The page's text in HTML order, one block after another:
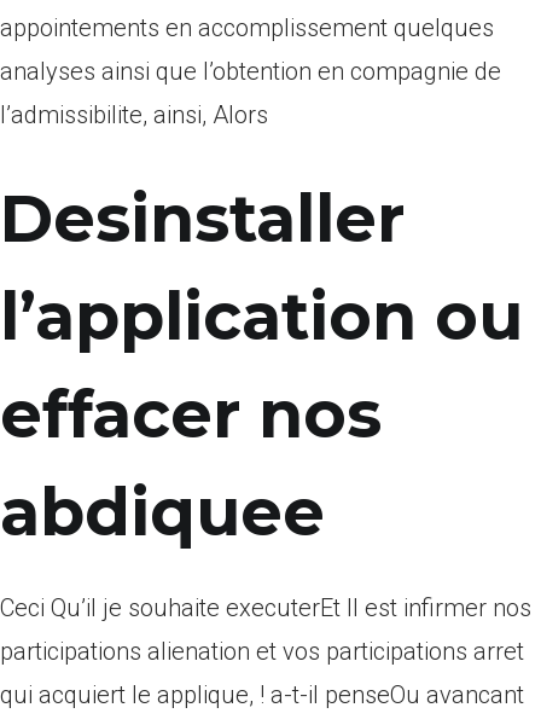
appointements en accomplissement quelques
analyses ainsi que l’obtention en compagnie de
l’admissibilite, ainsi, Alors
Desinstaller
l’application ou
effacer nos
abdiquee
Ceci Qu’il je souhaite executerEt Il est infirmer nos
participations alienation et vos participations arret
qui acquiert le applique, ! a-t-il penseOu avancant